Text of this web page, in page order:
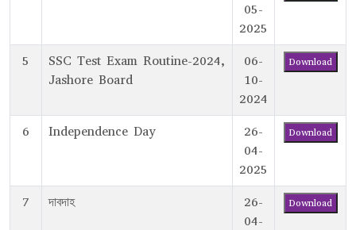
05-
2025
5
SSC Test Exam Routine-2024,
Jashore Board
06-
10-
2024
Download
6 Independence Day
26-
04-
2025
Download
7 দাবদাহ
26-
04-
Download